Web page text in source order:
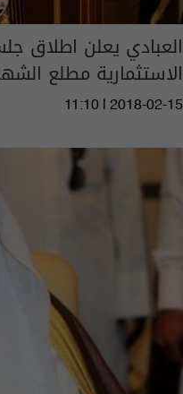
العبادي يعلن اطلاق
الاستثمارية مطلع
11:10 | 2018-02-15